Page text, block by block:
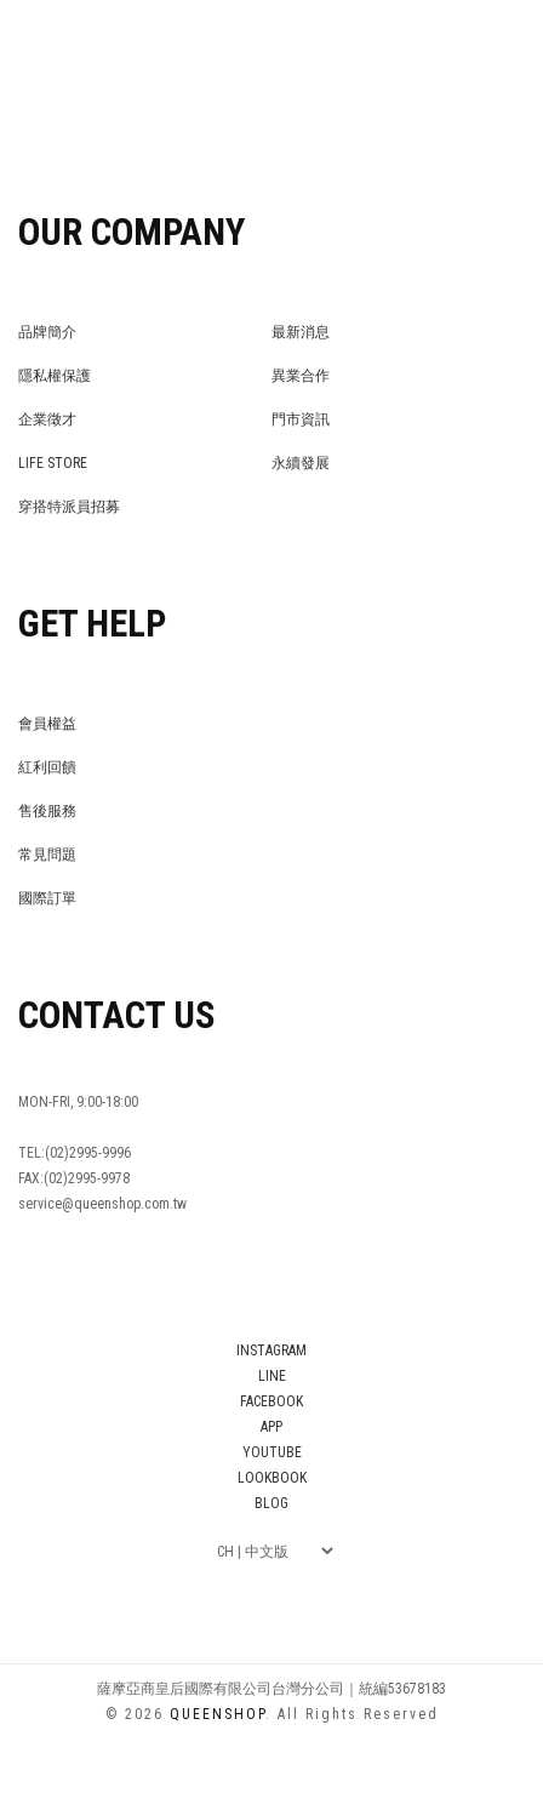
OUR COMPANY
品牌簡介
最新消息
隱私權保護
異業合作
企業徵才
門市資訊
LIFE STORE
永續發展
穿搭特派員招募
GET HELP
會員權益
紅利回饋
售後服務
常見問題
國際訂單
CONTACT US
MON-FRI, 9:00-18:00
TEL:(02)2995-9996
FAX:(02)2995-9978
service@queenshop.com.tw
INSTAGRAM
LINE
FACEBOOK
APP
YOUTUBE
LOOKBOOK
BLOG
薩摩亞商皇后國際有限公司台灣分公司｜統編53678183
© 2026 QUEENSHOP. All Rights Reserved